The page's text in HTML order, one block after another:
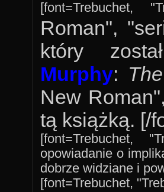
[font=Trebuchet,
Roman",
który
Murphy:
New
tą książką. [/
[font=Trebuchet,
opowiadanie o
dobrze widziane i
[font=Trebuchet,